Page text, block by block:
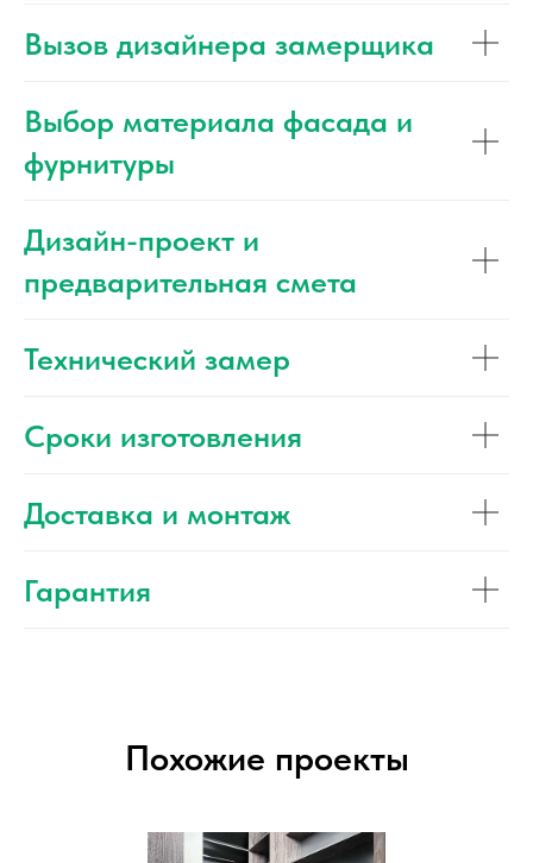
Вызов дизайнера замерщика
Выбор материала фасада и
фурнитуры
Дизайн-проект и
предварительная смета
Технический замер
Сроки изготовления
Доставка и монтаж
Гарантия
Похожие проекты